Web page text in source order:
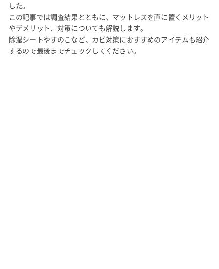
した。
この記事では調査結果とともに、マットレスを直に置くメリット
やデメリット、対策についても解説します。
除湿シートやすのこなど、カビ対策におすすめのアイテムも紹介
するので最後までチェックしてください。